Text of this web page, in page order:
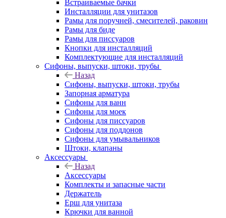
Встраиваемые бачки
Инсталляции для унитазов
Рамы для поручней, смесителей, раковин
Рамы для биде
Рамы для писсуаров
Кнопки для инсталляций
Комплектующие для инсталляций
Сифоны, выпуски, штоки, трубы
Назад
Сифоны, выпуски, штоки, трубы
Запорная арматура
Сифоны для ванн
Сифоны для моек
Сифоны для писсуаров
Сифоны для поддонов
Сифоны для умывальников
Штоки, клапаны
Аксессуары
Назад
Аксессуары
Комплекты и запасные части
Держатель
Ерш для унитаза
Крючки для ванной